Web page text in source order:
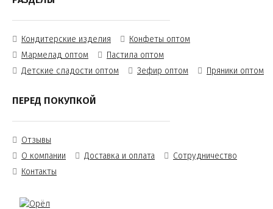
Кондитерские изделия
Конфеты оптом
Мармелад оптом
Пастила оптом
Детские сладости оптом
Зефир оптом Пряники оптом
ПЕРЕД ПОКУПКОЙ
Отзывы
О компании
Доставка и оплата
Сотрудничество
Контакты